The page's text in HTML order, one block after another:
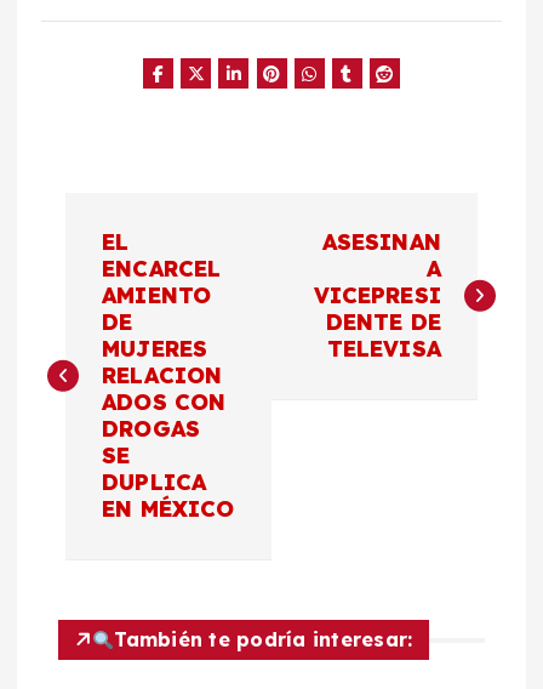
e
EL
ENCARCEL
AMIENTO
DE
MUJERES
RELACION
ADOS CON
DROGAS
SE
DUPLICA
EN MÉXICO
ASESINAN
A
VICEPRESI
DENTE DE
TELEVISA
También te podría interesar: